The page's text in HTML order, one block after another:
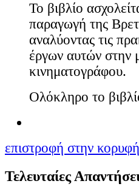
Το βιβλίο
παραγωγή της
αναλύοντας τις
έργων αυτών στην
κινηματογράφου.
Ολόκληρο το
επιστροφή στην κορυφή
Τελευταίες